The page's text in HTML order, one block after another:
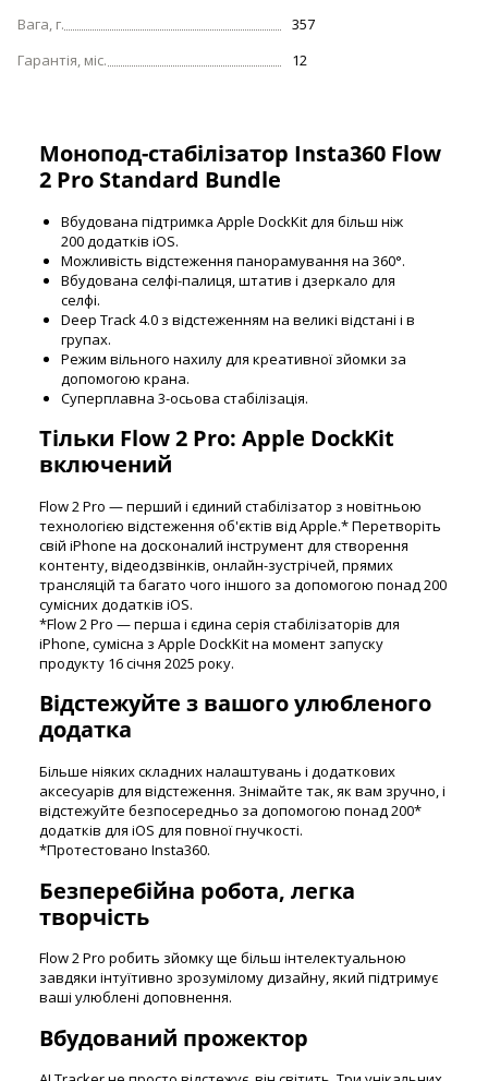
Вага, г.
357
Гарантія, міс.
12
Монопод-стабілізатор Insta360 Flow
2 Pro Standard Bundle
Вбудована підтримка Apple DockKit для більш ніж
200 додатків iOS.
Можливість відстеження панорамування на 360°.
Вбудована селфі-палиця, штатив і дзеркало для
селфі.
Deep Track 4.0 з відстеженням на великі відстані і в
групах.
Режим вільного нахилу для креативної зйомки за
допомогою крана.
Суперплавна 3-осьова стабілізація.
Тільки Flow 2 Pro: Apple DockKit
включений
Flow 2 Pro — перший і єдиний стабілізатор з новітньою
технологією відстеження об'єктів від Apple.* Перетворіть
свій iPhone на досконалий інструмент для створення
контенту, відеодзвінків, онлайн-зустрічей, прямих
трансляцій та багато чого іншого за допомогою понад 200
сумісних додатків iOS.
*Flow 2 Pro — перша і єдина серія стабілізаторів для
iPhone, сумісна з Apple DockKit на момент запуску
продукту 16 січня 2025 року.
Відстежуйте з вашого улюбленого
додатка
Більше ніяких складних налаштувань і додаткових
аксесуарів для відстеження. Знімайте так, як вам зручно, і
відстежуйте безпосередньо за допомогою понад 200*
додатків для iOS для повної гнучкості.
*Протестовано Insta360.
Безперебійна робота, легка
творчість
Flow 2 Pro робить зйомку ще більш інтелектуальною
завдяки інтуїтивно зрозумілому дизайну, який підтримує
ваші улюблені доповнення.
Вбудований прожектор